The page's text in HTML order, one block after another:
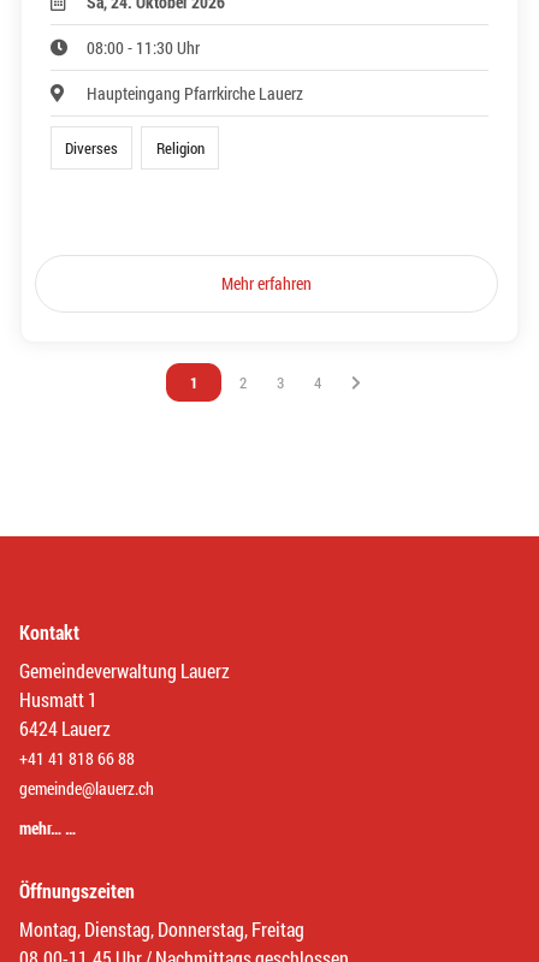
08:00 - 11:30 Uhr
Haupteingang Pfarrkirche Lauerz
Diverses Religion
Mehr erfahren
Vous êtes sur la page
1 Vous êtes sur la page
2 Vous êtes sur la page
3 Vous êtes sur la page
4
Kontakt
Gemeindeverwaltung Lauerz
Husmatt 1
6424 Lauerz
+41 41 818 66 88
gemeinde@lauerz.ch
mehr… …
Öffnungszeiten
Montag, Dienstag, Donnerstag, Freitag